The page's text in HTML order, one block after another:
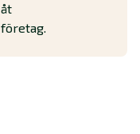
åt
företag.